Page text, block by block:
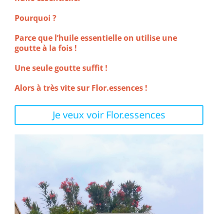
Pourquoi ?
Parce que l’huile essentielle on utilise une
goutte à la fois !
Une seule goutte suffit !
Alors à très vite sur Flor.essences !
Je veux voir Flor.essences